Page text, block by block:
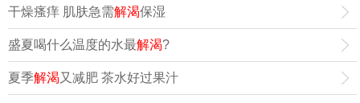
干燥瘙痒 肌肤急需解渴保湿
盛夏喝什么温度的水最解渴?
夏季解渴又减肥 茶水好过果汁